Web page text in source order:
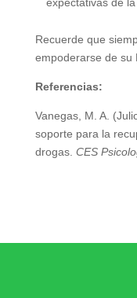
Recuerde que
empoderarse de su
Referencias:
Vanegas, M. A.
soporte para la
drogas. CES